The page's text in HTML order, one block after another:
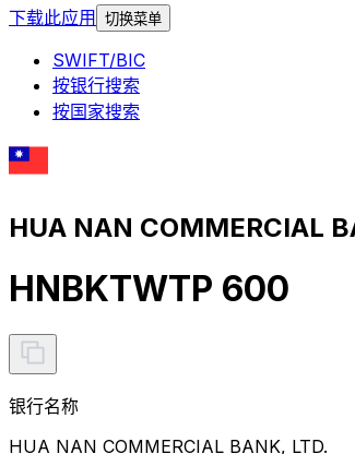
下载此应用 切换菜单
SWIFT/BIC
按银行搜索
按国家搜索
HUA NAN COMMERCIAL
HNBKTWTP 600
银行名称
HUA NAN COMMERCIAL BANK, LTD.